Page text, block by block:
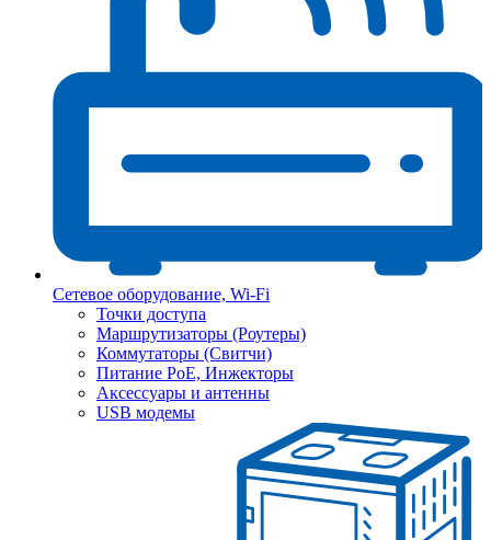
Сетевое оборудование, Wi-Fi
Точки доступа
Маршрутизаторы (Роутеры)
Коммутаторы (Свитчи)
Питание PoE, Инжекторы
Аксессуары и антенны
USB модемы